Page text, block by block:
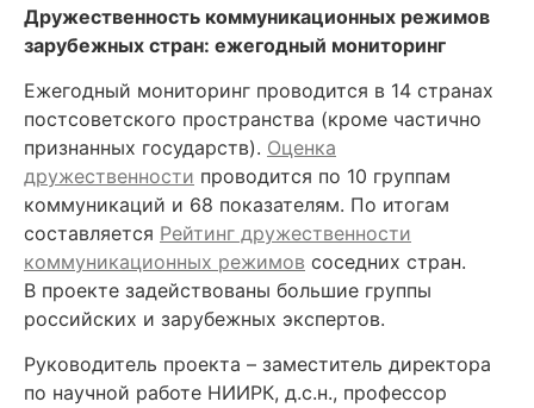
Дружественность коммуникационных режимов
зарубежных стран: ежегодный мониторинг
Ежегодный мониторинг проводится в 14 странах
постсоветского пространства (кроме частично
признанных государств). Оценка
дружественности проводится по 10 группам
коммуникаций и 68 показателям. По итогам
составляется Рейтинг дружественности
коммуникационных режимов соседних стран.
В проекте задействованы большие группы
российских и зарубежных экспертов.
Руководитель проекта – заместитель директора
по научной работе НИИРК, д.с.н., профессор